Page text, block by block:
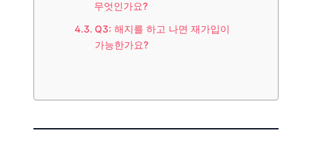
무엇인가요?
Q3: 해지를 하고 나면 재가입이
가능한가요?